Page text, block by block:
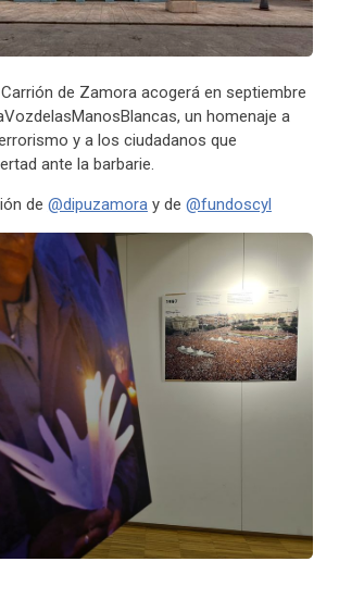
de Zamora acogerá en septiembre
un homenaje a
y a los ciudadanos que
ante la barbarie.
de @dipuzamoray de @fundoscyl